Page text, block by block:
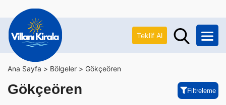
Teklif Al
Ana Sayfa > Bölgeler > Gökçeören
Gökçeören Filtreleme